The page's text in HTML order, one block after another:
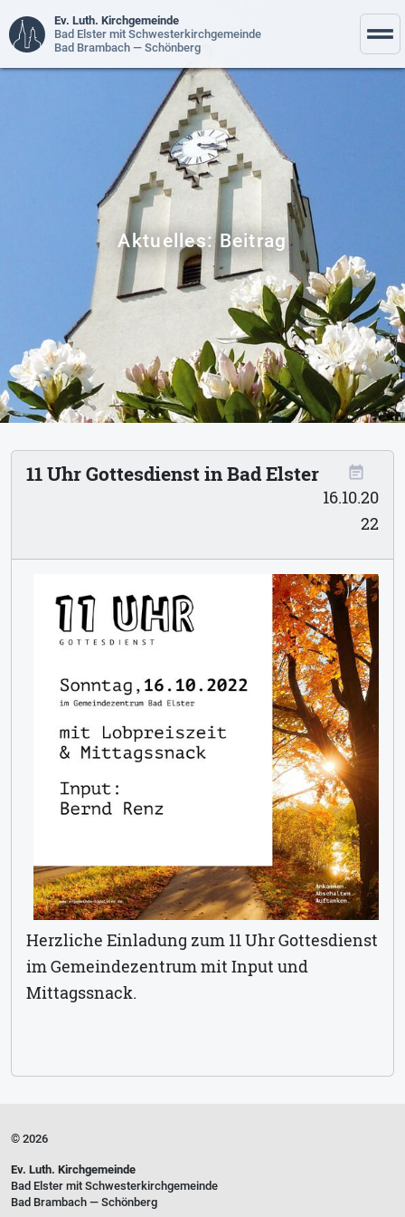
Ev. Luth. Kirchgemeinde
Bad Elster mit Schwesterkirchgemeinde
Bad Brambach — Schönberg
Aktuelles: Beitrag
11 Uhr Gottesdienst in Bad Elster event_note
16.10.20
22
Herzliche Einladung zum 11 Uhr Gottesdienst
im Gemeindezentrum mit Input und
Mittagssnack.
© 2026
Ev. Luth. Kirchgemeinde
Bad Elster mit Schwesterkirchgemeinde
Bad Brambach — Schönberg